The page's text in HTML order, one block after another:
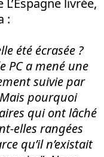
livrée,
:
été écrasée ?
PC a mené une
suivie par
pourquoi
qui ont lâché
elles rangées
qu’il n’existait